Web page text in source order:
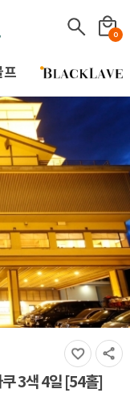
다음골프(Daum Golf) -
0
프
3색 4일 [54홀]